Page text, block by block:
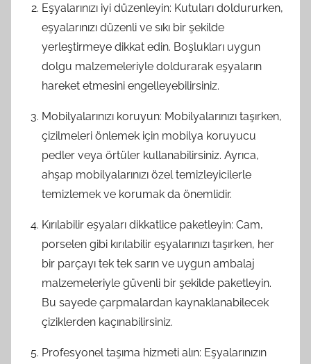
Eşyalarınızı iyi düzenleyin: Kutuları doldururken,
eşyalarınızı düzenli ve sıkı bir şekilde
yerleştirmeye dikkat edin. Boşlukları uygun
dolgu malzemeleriyle doldurarak eşyaların
hareket etmesini engelleyebilirsiniz.
Mobilyalarınızı koruyun: Mobilyalarınızı taşırken,
çizilmeleri önlemek için mobilya koruyucu
pedler veya örtüler kullanabilirsiniz. Ayrıca,
ahşap mobilyalarınızı özel temizleyicilerle
temizlemek ve korumak da önemlidir.
Kırılabilir eşyaları dikkatlice paketleyin: Cam,
porselen gibi kırılabilir eşyalarınızı taşırken, her
bir parçayı tek tek sarın ve uygun ambalaj
malzemeleriyle güvenli bir şekilde paketleyin.
Bu sayede çarpmalardan kaynaklanabilecek
çiziklerden kaçınabilirsiniz.
Profesyonel taşıma hizmeti alın: Eşyalarınızın